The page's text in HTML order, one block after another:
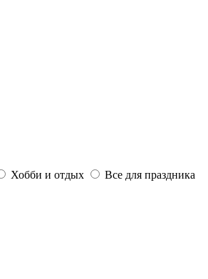
Хобби и отдых
Все для праздника